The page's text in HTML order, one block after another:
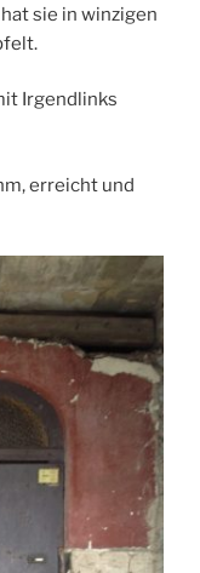
sie in winzigen
Irgendlinks
erreicht und